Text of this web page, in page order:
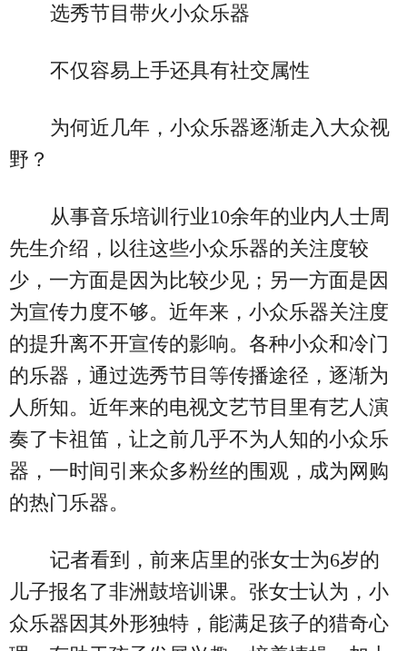
选秀节目带火小众乐器
不仅容易上手还具有社交属性
为何近几年，小众乐器逐渐走入大众视
野？
从事音乐培训行业10余年的业内人士周
先生介绍，以往这些小众乐器的关注度较
少，一方面是因为比较少见；另一方面是因
为宣传力度不够。近年来，小众乐器关注度
的提升离不开宣传的影响。各种小众和冷门
的乐器，通过选秀节目等传播途径，逐渐为
人所知。近年来的电视文艺节目里有艺人演
奏了卡祖笛，让之前几乎不为人知的小众乐
器，一时间引来众多粉丝的围观，成为网购
的热门乐器。
记者看到，前来店里的张女士为6岁的
儿子报名了非洲鼓培训课。张女士认为，小
众乐器因其外形独特，能满足孩子的猎奇心